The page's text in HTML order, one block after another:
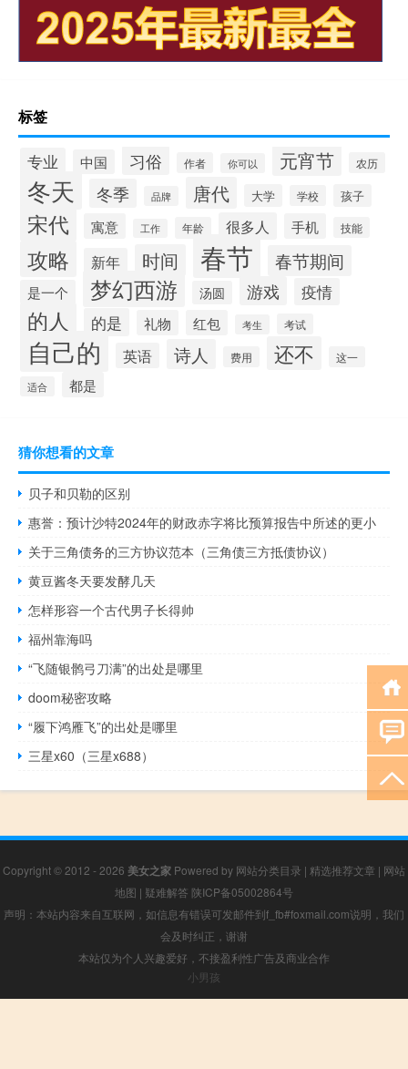
标签
专业 中国 习俗 作者 你可以 元宵节 农历
冬天 冬季 品牌 唐代 大学 学校 孩子
宋代 寓意 工作 年龄 很多人 手机 技能
攻略 新年 时间 春节 春节期间
是一个 梦幻西游 汤圆 游戏 疫情
的人 的是 礼物 红包 考生 考试
自己的 英语 诗人 费用 还不 这一
适合 都是
猜你想看的文章
贝子和贝勒的区别
惠誉：预计沙特2024年的财政赤字将比预算报告中所述的更小
关于三角债务的三方协议范本（三角债三方抵债协议）
黄豆酱冬天要发酵几天
怎样形容一个古代男子长得帅
福州靠海吗
“飞随银鹘弓刀满”的出处是哪里
doom秘密攻略
“履下鸿雁飞”的出处是哪里
三星x60（三星x688）
Copyright © 2012 - 2026 美女之家 Powered by 网站分类目录 | 精选推荐文章 | 网站
地图 | 疑难解答 陕ICP备05002864号
声明：本站内容来自互联网，如信息有错误可发邮件到f_fb#foxmail.com说明，我们
会及时纠正，谢谢
本站仅为个人兴趣爱好，不接盈利性广告及商业合作
小男孩